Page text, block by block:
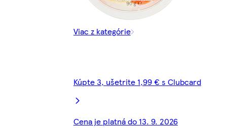
Viac z kategórie
Kúpte 3, ušetrite 1,99 € s Clubcard
Cena je platná do 13. 9. 2026